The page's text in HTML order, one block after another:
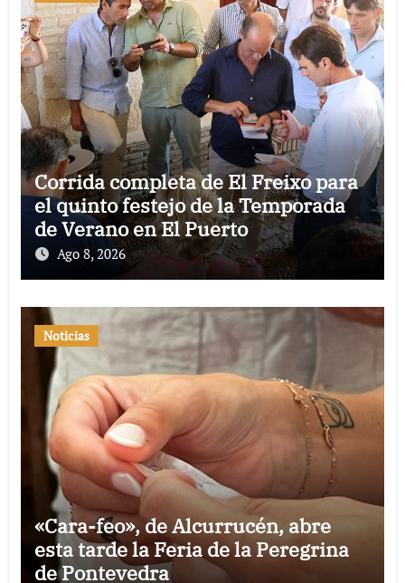
Corrida completa de El Freixo para
el quinto festejo de la Temporada
de Verano en El Puerto
Ago 8, 2026
Noticias
«Cara-feo», de Alcurrucén, abre
esta tarde la Feria de la Peregrina
de Pontevedra